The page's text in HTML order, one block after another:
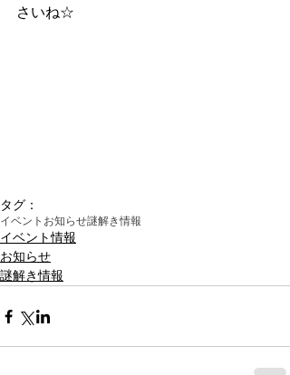
さいね☆
タグ：
イベント お知らせ謎解き情報
イベント情報
お知らせ
謎解き情報